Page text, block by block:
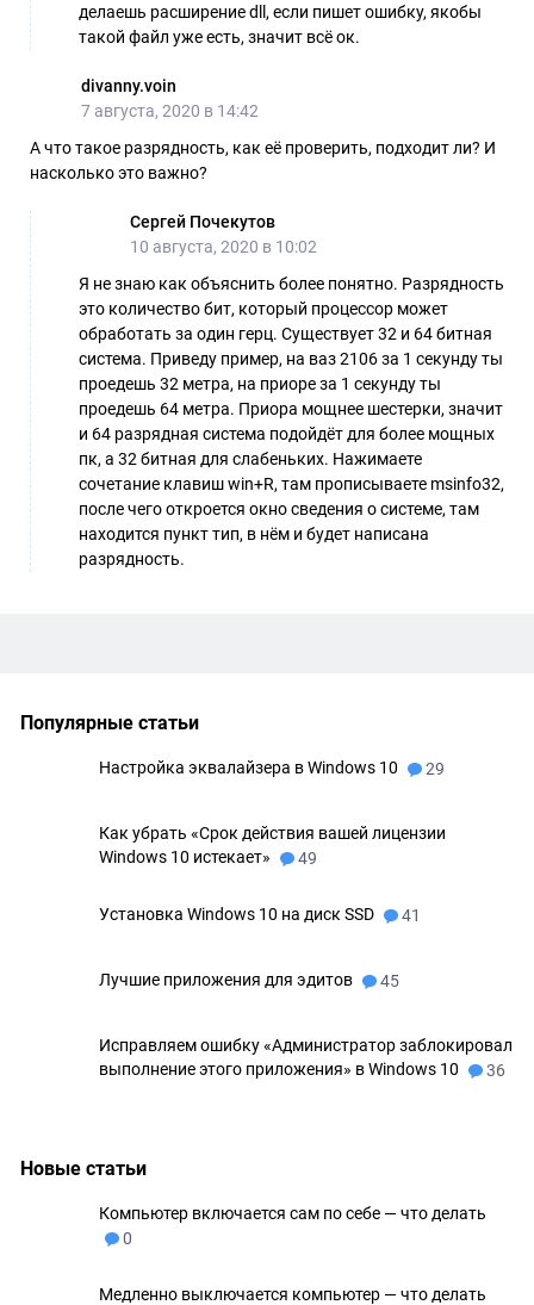
Популярные статьи
Настройка эквалайзера в Windows 10 29
Как убрать «Срок действия вашей лицензии
Windows 10 истекает»
49
Установка Windows 10 на диск SSD 41
Лучшие приложения для эдитов 45
Исправляем ошибку «Администратор заблокировал
выполнение этого приложения» в Windows 10
36
Новые статьи
Компьютер включается сам по себе — что делать
0
Медленно выключается компьютер — что делать
делаешь расширение dll, если пишет ошибку, якобы
такой файл уже есть, значит всё ок.
divanny.voin
7 августа, 2020 в 14:42
А что такое разрядность, как её проверить, подходит ли? И
насколько это важно?
Сергей Почекутов
10 августа, 2020 в 10:02
Я не знаю как объяснить более понятно. Разрядность
это количество бит, который процессор может
обработать за один герц. Существует 32 и 64 битная
система. Приведу пример, на ваз 2106 за 1 секунду ты
проедешь 32 метра, на приоре за 1 секунду ты
проедешь 64 метра. Приора мощнее шестерки, значит
и 64 разрядная система подойдёт для более мощных
пк, а 32 битная для слабеньких. Нажимаете
сочетание клавиш win+R, там прописываете msinfo32,
после чего откроется окно сведения о системе, там
находится пункт тип, в нём и будет написана
разрядность.